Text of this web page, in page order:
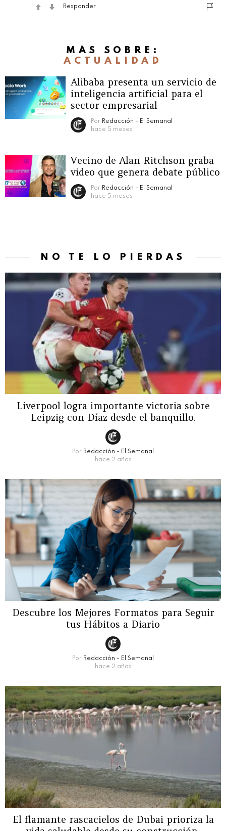
Responder
MÁS SOBRE:
ACTUALIDAD
Alibaba presenta un servicio de
inteligencia artificial para el
sector empresarial
Por Redacción - El Semanal
hace 5 meses
Vecino de Alan Ritchson graba
video que genera debate público
Por Redacción - El Semanal
hace 5 meses
NO TE LO PIERDAS
Liverpool logra importante victoria sobre
Leipzig con Díaz desde el banquillo.
Por Redacción - El Semanal
hace 2 años
Descubre los Mejores Formatos para Seguir
tus Hábitos a Diario
Por Redacción - El Semanal
hace 2 años
El flamante rascacielos de Dubai prioriza la